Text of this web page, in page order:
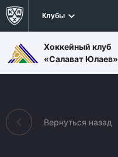
Клубы
Хоккейный клуб
«Салават Юлаев»
Вернуться назад